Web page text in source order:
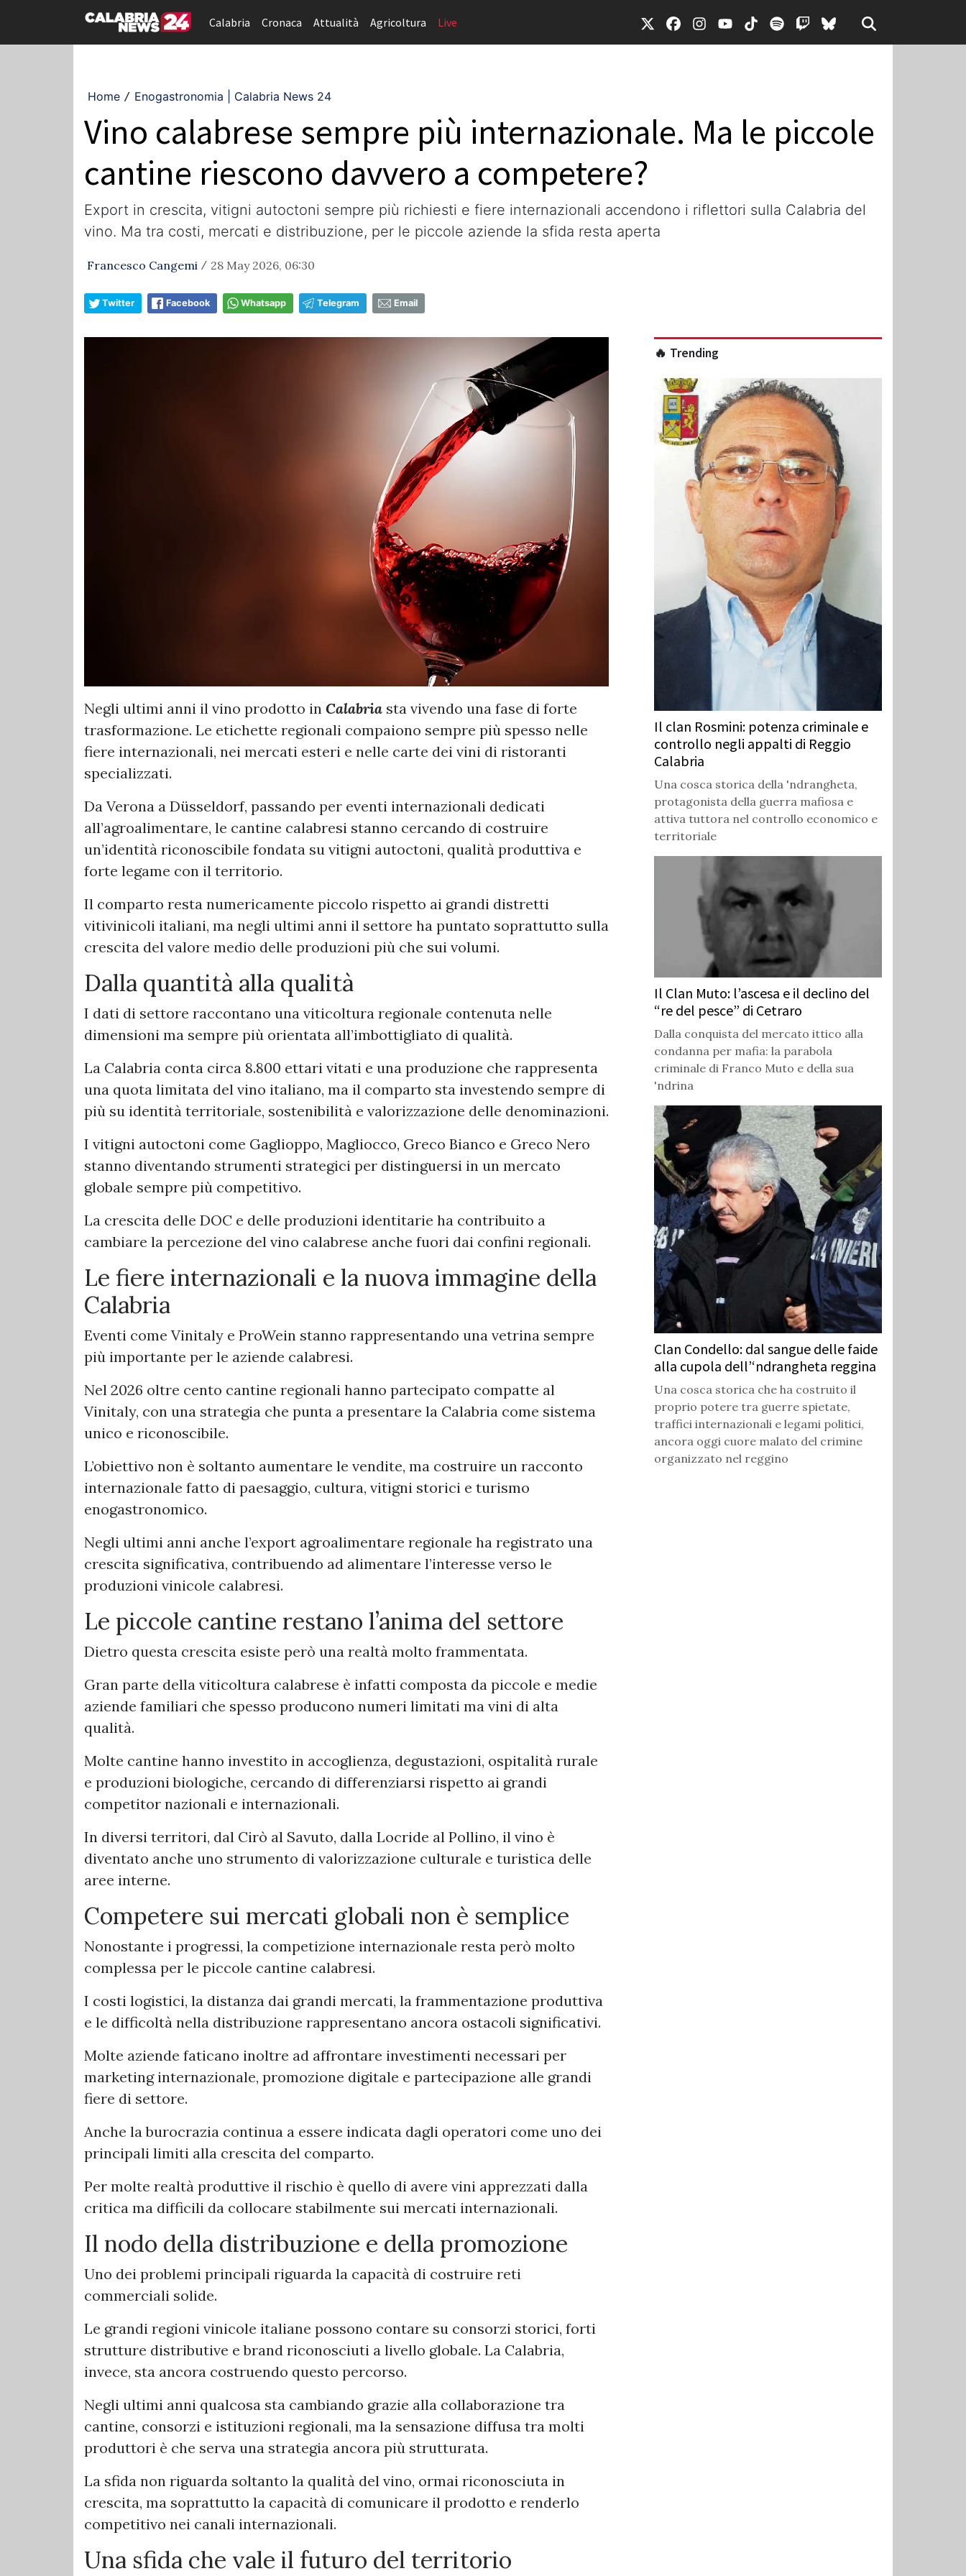
Calabria Cronaca Attualità Agricoltura Live
Home / Enogastronomia | Calabria News 24
Vino calabrese sempre più internazionale. Ma le piccole
cantine riescono davvero a competere?
Export in crescita, vitigni autoctoni sempre più richiesti e fiere internazionali accendono i riflettori sulla Calabria del
vino. Ma tra costi, mercati e distribuzione, per le piccole aziende la sfida resta aperta
Francesco Cangemi / 28 May 2026, 06:30
Twitter Facebook Whatsapp Telegram Email
Negli ultimi anni il vino prodotto in Calabria sta vivendo una fase di forte
trasformazione. Le etichette regionali compaiono sempre più spesso nelle
fiere internazionali, nei mercati esteri e nelle carte dei vini di ristoranti
specializzati.
Da Verona a Düsseldorf, passando per eventi internazionali dedicati
all’agroalimentare, le cantine calabresi stanno cercando di costruire
un’identità riconoscibile fondata su vitigni autoctoni, qualità produttiva e
forte legame con il territorio.
Il comparto resta numericamente piccolo rispetto ai grandi distretti
vitivinicoli italiani, ma negli ultimi anni il settore ha puntato soprattutto sulla
crescita del valore medio delle produzioni più che sui volumi.
Dalla quantità alla qualità
I dati di settore raccontano una viticoltura regionale contenuta nelle
dimensioni ma sempre più orientata all’imbottigliato di qualità.
La Calabria conta circa 8.800 ettari vitati e una produzione che rappresenta
una quota limitata del vino italiano, ma il comparto sta investendo sempre di
più su identità territoriale, sostenibilità e valorizzazione delle denominazioni.
I vitigni autoctoni come Gaglioppo, Magliocco, Greco Bianco e Greco Nero
stanno diventando strumenti strategici per distinguersi in un mercato
globale sempre più competitivo.
La crescita delle DOC e delle produzioni identitarie ha contribuito a
cambiare la percezione del vino calabrese anche fuori dai confini regionali.
Le fiere internazionali e la nuova immagine della
Calabria
Eventi come Vinitaly e ProWein stanno rappresentando una vetrina sempre
più importante per le aziende calabresi.
Nel 2026 oltre cento cantine regionali hanno partecipato compatte al
Vinitaly, con una strategia che punta a presentare la Calabria come sistema
unico e riconoscibile.
L’obiettivo non è soltanto aumentare le vendite, ma costruire un racconto
internazionale fatto di paesaggio, cultura, vitigni storici e turismo
enogastronomico.
Negli ultimi anni anche l’export agroalimentare regionale ha registrato una
crescita significativa, contribuendo ad alimentare l’interesse verso le
produzioni vinicole calabresi.
Le piccole cantine restano l’anima del settore
Dietro questa crescita esiste però una realtà molto frammentata.
Gran parte della viticoltura calabrese è infatti composta da piccole e medie
aziende familiari che spesso producono numeri limitati ma vini di alta
qualità.
Molte cantine hanno investito in accoglienza, degustazioni, ospitalità rurale
e produzioni biologiche, cercando di differenziarsi rispetto ai grandi
competitor nazionali e internazionali.
In diversi territori, dal Cirò al Savuto, dalla Locride al Pollino, il vino è
diventato anche uno strumento di valorizzazione culturale e turistica delle
aree interne.
Competere sui mercati globali non è semplice
Nonostante i progressi, la competizione internazionale resta però molto
complessa per le piccole cantine calabresi.
I costi logistici, la distanza dai grandi mercati, la frammentazione produttiva
e le difficoltà nella distribuzione rappresentano ancora ostacoli significativi.
Molte aziende faticano inoltre ad affrontare investimenti necessari per
marketing internazionale, promozione digitale e partecipazione alle grandi
fiere di settore.
Anche la burocrazia continua a essere indicata dagli operatori come uno dei
principali limiti alla crescita del comparto.
Per molte realtà produttive il rischio è quello di avere vini apprezzati dalla
critica ma difficili da collocare stabilmente sui mercati internazionali.
Il nodo della distribuzione e della promozione
Uno dei problemi principali riguarda la capacità di costruire reti
commerciali solide.
Le grandi regioni vinicole italiane possono contare su consorzi storici, forti
strutture distributive e brand riconosciuti a livello globale. La Calabria,
invece, sta ancora costruendo questo percorso.
Negli ultimi anni qualcosa sta cambiando grazie alla collaborazione tra
cantine, consorzi e istituzioni regionali, ma la sensazione diffusa tra molti
produttori è che serva una strategia ancora più strutturata.
La sfida non riguarda soltanto la qualità del vino, ormai riconosciuta in
crescita, ma soprattutto la capacità di comunicare il prodotto e renderlo
competitivo nei canali internazionali.
Una sfida che vale il futuro del territorio
🔥 Trending
Il clan Rosmini: potenza criminale e
controllo negli appalti di Reggio
Calabria
Una cosca storica della 'ndrangheta,
protagonista della guerra mafiosa e
attiva tuttora nel controllo economico e
territoriale
Il Clan Muto: l’ascesa e il declino del
“re del pesce” di Cetraro
Dalla conquista del mercato ittico alla
condanna per mafia: la parabola
criminale di Franco Muto e della sua
'ndrina
Clan Condello: dal sangue delle faide
alla cupola dell’‘ndrangheta reggina
Una cosca storica che ha costruito il
proprio potere tra guerre spietate,
traffici internazionali e legami politici,
ancora oggi cuore malato del crimine
organizzato nel reggino